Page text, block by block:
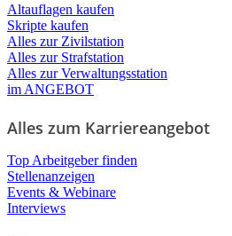
Altauflagen kaufen
Skripte kaufen
Alles zur Zivilstation
Alles zur Strafstation
Alles zur Verwaltungsstation
im ANGEBOT
Alles zum Karriereangebot
Top Arbeitgeber finden
Stellenanzeigen
Events & Webinare
Interviews